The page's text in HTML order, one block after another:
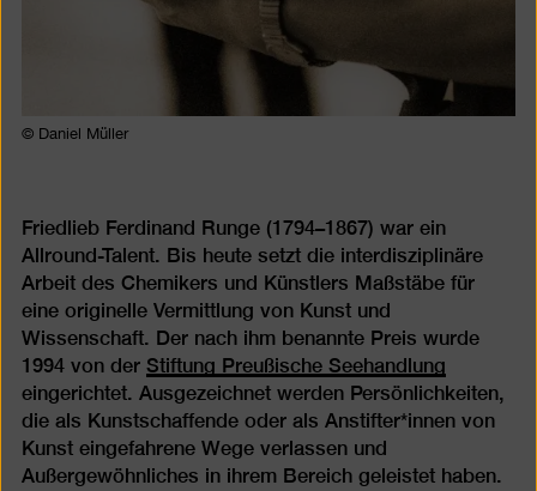
© Daniel Müller
Friedlieb Ferdinand Runge (1794–1867) war ein
Allround-Talent. Bis heute setzt die interdisziplinäre
Arbeit des Chemikers und Künstlers Maßstäbe für
eine originelle Vermittlung von Kunst und
Wissenschaft. Der nach ihm benannte Preis wurde
1994 von der Stiftung Preußische Seehandlung
eingerichtet. Ausgezeichnet werden Persönlichkeiten,
die als Kunstschaffende oder als Anstifter*innen von
Kunst eingefahrene Wege verlassen und
Außergewöhnliches in ihrem Bereich geleistet haben.